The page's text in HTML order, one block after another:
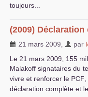
toujours...
(2009) Déclaration
21 mars 2009 par
Le 21 mars 2009, 155
Malakoff signataires du
vivre et renforcer le PCF
déclaration complète et